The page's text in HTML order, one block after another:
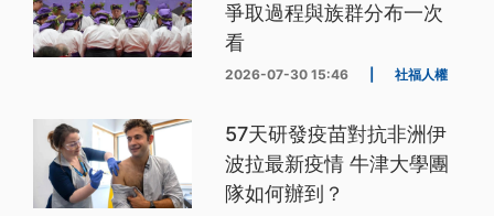
爭取過程與族群分布一次
看
2026-07-30 15:46 社福人權
57天研發疫苗對抗非洲伊
波拉最新疫情 牛津大學團
隊如何辦到？